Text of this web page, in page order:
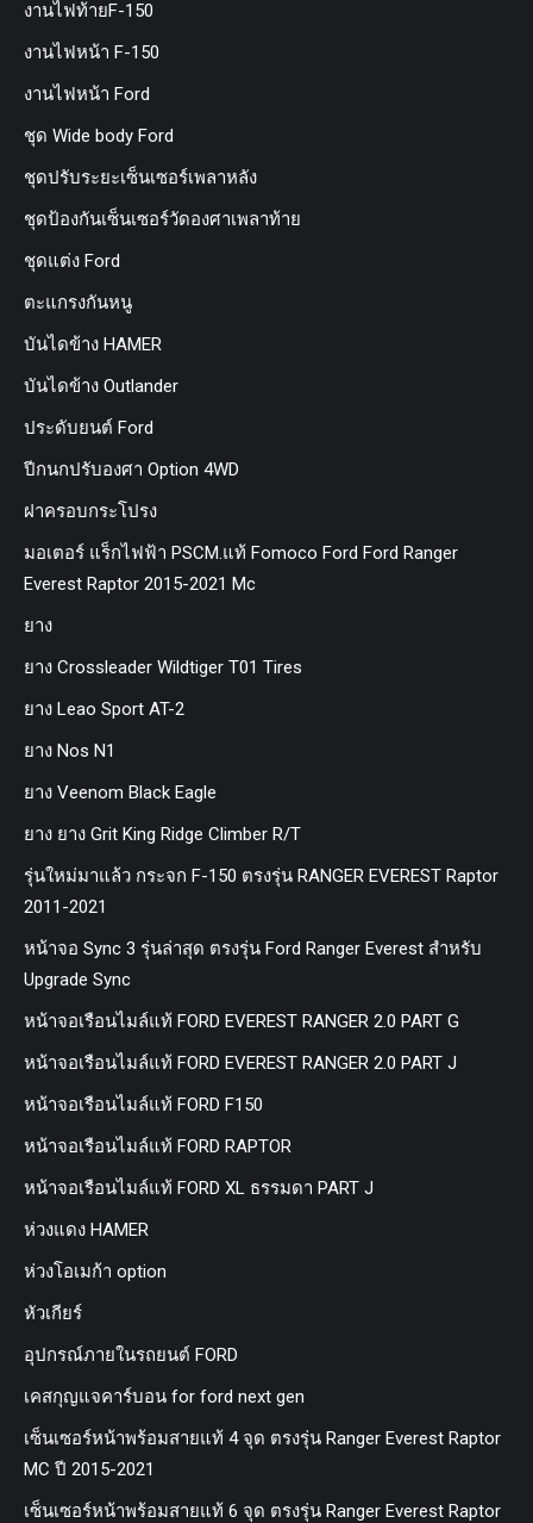
งานไฟท้ายF-150
งานไฟหน้า F-150
งานไฟหน้า Ford
ชุด Wide body Ford
ชุดปรับระยะเซ็นเซอร์เพลาหลัง
ชุดป้องกันเซ็นเซอร์วัดองศาเพลาท้าย
ชุดแต่ง Ford
ตะแกรงกันหนู
บันไดข้าง HAMER
บันไดข้าง Outlander
ประดับยนต์ Ford
ปีกนกปรับองศา Option 4WD
ฝาครอบกระโปรง
มอเตอร์ แร็กไฟฟ้า PSCM.แท้ Fomoco Ford Ford Ranger
Everest Raptor 2015-2021 Mc
ยาง
ยาง Crossleader Wildtiger T01 Tires
ยาง Leao Sport AT-2
ยาง Nos N1
ยาง Veenom Black Eagle
ยาง ยาง Grit King Ridge Climber R/T
รุ่นใหม่มาแล้ว กระจก F-150 ตรงรุ่น RANGER EVEREST Raptor
2011-2021
หน้าจอ Sync 3 รุ่นล่าสุด ตรงรุ่น Ford Ranger Everest สำหรับ
Upgrade Sync
หน้าจอเรือนไมล์แท้ FORD EVEREST RANGER 2.0 PART G
หน้าจอเรือนไมล์แท้ FORD EVEREST RANGER 2.0 PART J
หน้าจอเรือนไมล์แท้ FORD F150
หน้าจอเรือนไมล์แท้ FORD RAPTOR
หน้าจอเรือนไมล์แท้ FORD XL ธรรมดา PART J
ห่วงแดง HAMER
ห่วงโอเมก้า option
หัวเกียร์
อุปกรณ์ภายในรถยนต์ FORD
เคสกุญแจคาร์บอน for ford next gen
เซ็นเซอร์หน้าพร้อมสายแท้ 4 จุด ตรงรุ่น Ranger Everest Raptor
MC ปี 2015-2021
เซ็นเซอร์หน้าพร้อมสายแท้ 6 จุด ตรงรุ่น Ranger Everest Raptor